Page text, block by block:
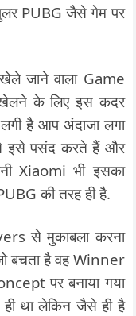
PUBG जैसे गेम पर
जाने वाला Game
के लिए इस कदर
है आप अंदाजा लगा
इसे पसंद करते हैं और
Xiaomi भी इसका
की तरह ही है.
से मुकाबला करना
बचता है वह Winner
पर बनाया गया
था लेकिन जैसे ही है